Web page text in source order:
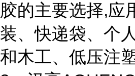
胶的主要选择,应
装、快递袋、个
和木工、低压注